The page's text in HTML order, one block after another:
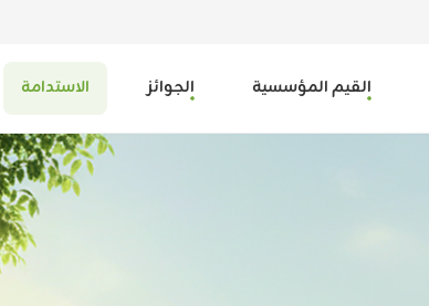
القيم المؤسسية الجوائز الاستدامة